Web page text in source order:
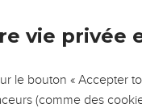
dire le Champ du sang.
livre des Psaumes :
sa charge.
qui ont été
vie privée
le bouton « Accepter
(comme des